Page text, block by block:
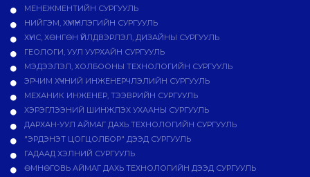
МЕНЕЖМЕНТИЙН СУРГУУЛЬ
НИЙГЭМ, ХҮМҮҮНЛЭГИЙН СУРГУУЛЬ
ХҮНС, ХӨНГӨН ҮЙЛДВЭРЛЭЛ, ДИЗАЙНЫ СУРГУУЛЬ
ГЕОЛОГИ, УУЛ УУРХАЙН СУРГУУЛЬ
МЭДЭЭЛЭЛ, ХОЛБООНЫ ТЕХНОЛОГИЙН СУРГУУЛЬ
ЭРЧИМ ХҮЧНИЙ ИНЖЕНЕРЧЛЭЛИЙН СУРГУУЛЬ
МЕХАНИК ИНЖЕНЕР, ТЭЭВРИЙН СУРГУУЛЬ
ХЭРЭГЛЭЭНИЙ ШИНЖЛЭХ УХААНЫ СУРГУУЛЬ
ДАРХАН-УУЛ АЙМАГ ДАХЬ ТЕХНОЛОГИЙН СУРГУУЛЬ
"ЭРДЭНЭТ ЦОГЦОЛБОР" ДЭЭД СУРГУУЛЬ
ГАДААД ХЭЛНИЙ СУРГУУЛЬ
ӨМНӨГОВЬ АЙМАГ ДАХЬ ТЕХНОЛОГИЙН ДЭЭД СУРГУУЛЬ